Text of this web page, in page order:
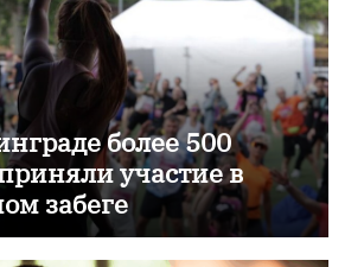
более 500
участие в
забеге